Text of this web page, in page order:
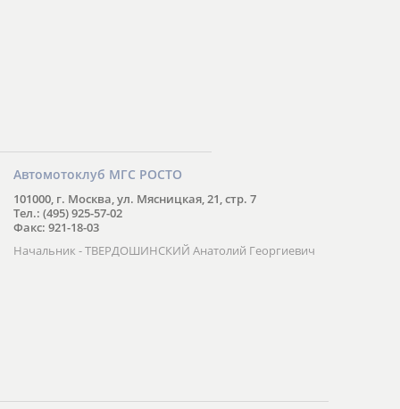
Автомотоклуб МГС РОСТО
101000, г. Москва, ул. Мясницкая, 21, стр. 7
Тел.: (495) 925-57-02
Факс: 921-18-03
Начальник - ТВЕРДОШИНСКИЙ Анатолий Георгиевич